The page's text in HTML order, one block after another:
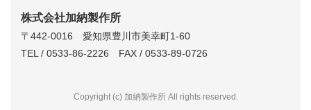
株式会社加納製作所
〒442-0016 愛知県豊川市美幸町1-60
TEL / 0533-86-2226 FAX / 0533-89-0726
Copyright (c) 加納製作所 All rights reserved.